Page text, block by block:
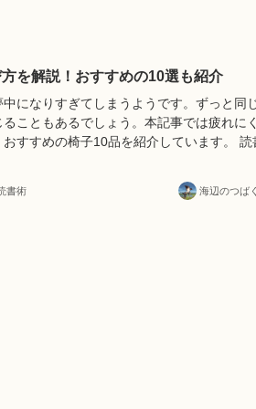
を解説！おすすめの10選も紹介
になりすぎてしまうようです。ずっと同
こともあるでしょう。本記事では疲れに
すすめの椅子10品を紹介しています。 読
書術 海辺のつば